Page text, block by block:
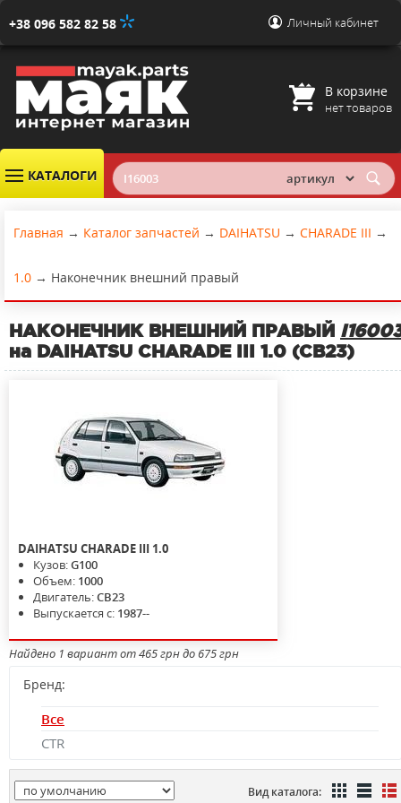
+38 096 582 82 58 Личный кабинет
В корзине
нет товаров
КАТАЛОГИ
Главная → Каталог запчастей → DAIHATSU → CHARADE III →
1.0 → Наконечник внешний правый
НАКОНЕЧНИК ВНЕШНИЙ ПРАВЫЙ
на DAIHATSU CHARADE III 1.0 (CB23)
DAIHATSU CHARADE III 1.0
Кузов:G100
Объем: 1000
Двигатель:CB23
Выпускается с: 1987--
Найдено 1 вариант от 465 грн до 675 грн
Бренд:
Все
CTR
Вид каталога: